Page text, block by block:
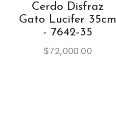
Cerdo Disfraz
Gato Lucifer 35cm
- 7642-35
$72,000.00